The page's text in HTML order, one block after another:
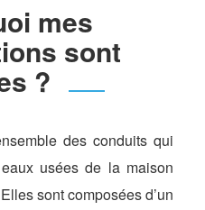
mes
sont
?
des conduits qui
usées de la maison
sont composées d’un